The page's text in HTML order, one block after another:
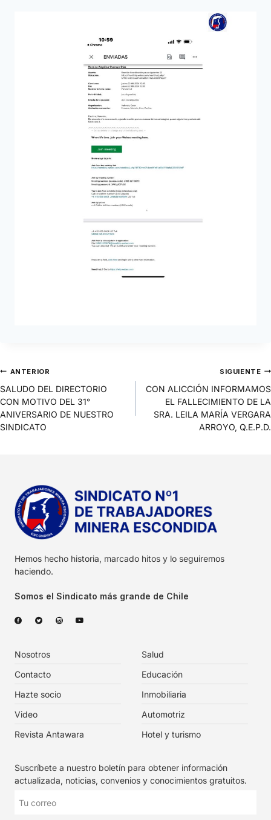
ANTERIOR
SALUDO DEL DIRECTORIO
CON MOTIVO DEL 31°
ANIVERSARIO DE NUESTRO
SINDICATO
SIGUIENTE
CON ALICCIÓN INFORMAMOS
EL FALLECIMIENTO DE LA
SRA. LEILA MARÍA VERGARA
ARROYO, Q.E.P.D.
Hemos hecho historia, marcado hitos y lo seguiremos
haciendo.
Somos el Sindicato más grande de Chile
Nosotros
Contacto
Hazte socio
Video
Revista Antawara
Salud
Educación
Inmobiliaria
Automotriz
Hotel y turismo
Suscríbete a nuestro boletín para obtener información
actualizada, noticias, convenios y conocimientos gratuitos.